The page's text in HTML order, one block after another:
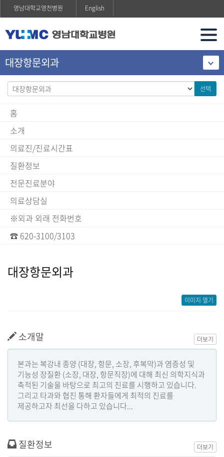
영남대학교영천병원 English
대장항문외과
선택
홈
소개
의료진/진료시간표
질환정보
전문진료분야
의료상담실
※외과 외래 전화번호
☎ 620-3100/3103
대장항문외과
이미지 열기
소개말
본과는 복강내 종양 (대장, 항문, 소장, 후복막)과 염증성 및
기능성 장질환 (소장, 대장, 항문직장)에 대해 최신 의학지식과
축적된 기술을 바탕으로 최고의 진료를 시행하고 있습니다.
그리고 타과와 협진 통해 환자들에게 최적의 진료를
제공하고자 최선을 다하고 있습니다...
더보기
질환정보 더보기